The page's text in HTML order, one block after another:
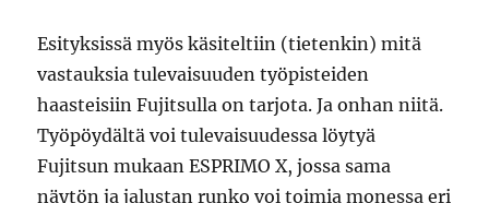
Esityksissä myös käsiteltiin (tietenkin) mitä
vastauksia tulevaisuuden työpisteiden
haasteisiin Fujitsulla on tarjota. Ja onhan niitä.
Työpöydältä voi tulevaisuudessa löytyä
Fujitsun mukaan ESPRIMO X, jossa sama
näytön ja jalustan runko voi toimia monessa eri